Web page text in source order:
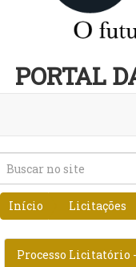
PORTAL
Início Licitações
Processo Licitatório -